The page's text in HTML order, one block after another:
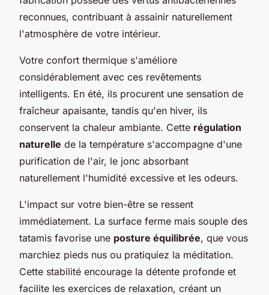
reconnues, contribuant à assainir naturellement
l'atmosphère de votre intérieur.
Votre confort thermique s'améliore
considérablement avec ces revêtements
intelligents. En été, ils procurent une sensation de
fraîcheur apaisante, tandis qu'en hiver, ils
conservent la chaleur ambiante. Cette régulation
naturelle de la température s'accompagne d'une
purification de l'air, le jonc absorbant
naturellement l'humidité excessive et les odeurs.
L'impact sur votre bien-être se ressent
immédiatement. La surface ferme mais souple des
tatamis favorise une posture équilibrée, que vous
marchiez pieds nus ou pratiquiez la méditation.
Cette stabilité encourage la détente profonde et
facilite les exercices de relaxation, créant un